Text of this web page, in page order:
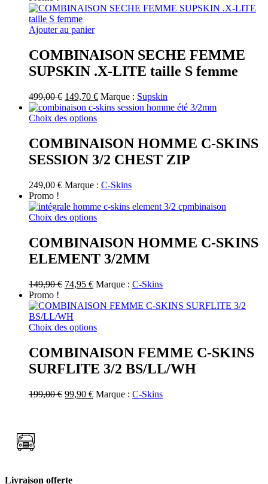
Ajouter au panier
COMBINAISON SECHE FEMME
SUPSKIN .X-LITE taille S femme
499,00€ Le
prix
initial
499,00 €.
149,70 €Le
prix
149,70 €.
Marque : Supskin
Choix des optionsCe
a
plusieurs
variations.
options
peuvent
être
choisies
sur
la
page
du
COMBINAISON HOMME C-SKINS
SESSION 3/2 CHEST ZIP
249,00 € Marque : C-Skins
Promo !
Choix des optionsCe
a
plusieurs
variations.
options
peuvent
être
choisies
sur
la
page
du
produit
COMBINAISON HOMME C-SKINS
ELEMENT 3/2MM
149,90€ Le
initial
était :
149,90 €.
74,95 €Le
actuel
74,95 €.
Marque : C-Skins
Promo !
Choix des optionsCe
a
plusieurs
variations.
options
peuvent
COMBINAISON FEMME C-SKINS
SURFLITE 3/2 BS/LL/WH
199,00€ Le
99,90 €Le
Marque : C-Skins
Livraison offerte